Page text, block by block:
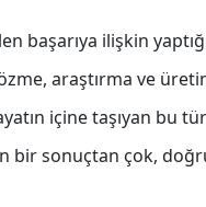
başarıya ilişkin
araştırma ve
içine taşıyan bu
bir sonuçtan çok,